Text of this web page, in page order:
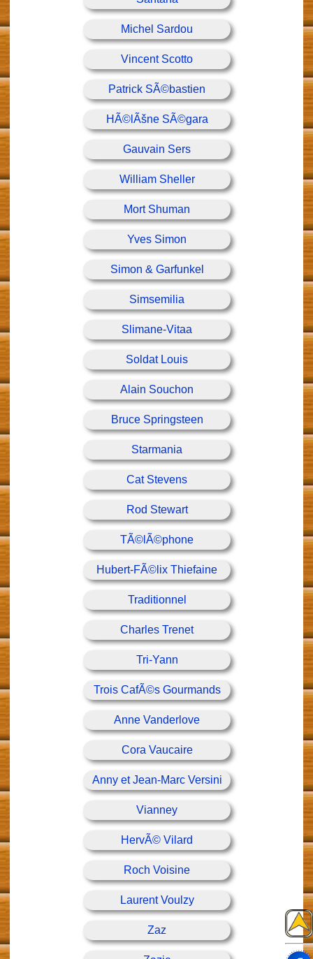
Michel Sardou
Vincent Scotto
Patrick SÃ©bastien
HÃ©lÃšne SÃ©gara
Gauvain Sers
William Sheller
Mort Shuman
Yves Simon
Simon & Garfunkel
Simsemilia
Slimane-Vitaa
Soldat Louis
Alain Souchon
Bruce Springsteen
Starmania
Cat Stevens
Rod Stewart
TÃ©lÃ©phone
Hubert-FÃ©lix Thiefaine
Traditionnel
Charles Trenet
Tri-Yann
Trois CafÃ©s Gourmands
Anne Vanderlove
Cora Vaucaire
Anny et Jean-Marc Versini
Vianney
HervÃ© Vilard
Roch Voisine
Laurent Voulzy
Zaz